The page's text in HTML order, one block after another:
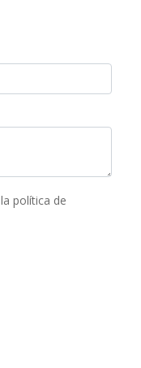
la política de